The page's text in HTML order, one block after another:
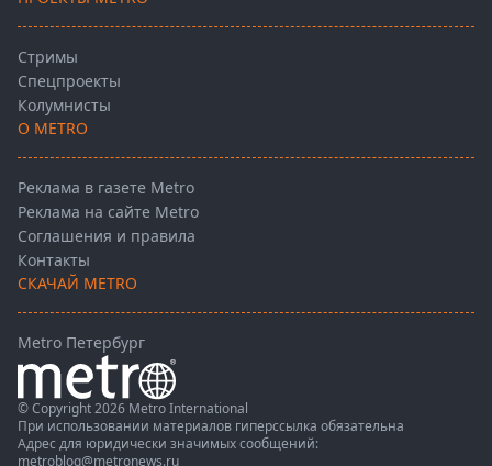
Стримы
Спецпроекты
Колумнисты
О METRO
Реклама в газете Metro
Реклама на сайте Metro
Соглашения и правила
Контакты
СКАЧАЙ METRO
Metro Петербург
© Copyright 2026 Metro International
При использовании материалов гиперссылка обязательна
Адрес для юридически значимых сообщений:
metroblog@metronews.ru